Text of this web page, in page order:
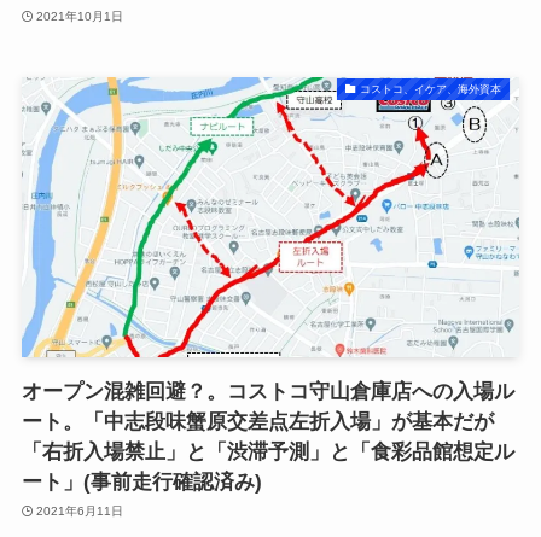
2021年10月1日
コストコ、イケア、海外資本
オープン混雑回避？。コストコ守山倉庫店への入場ル
ート。「中志段味蟹原交差点左折入場」が基本だが
「右折入場禁止」と「渋滞予測」と「食彩品館想定ル
ート」(事前走行確認済み)
2021年6月11日